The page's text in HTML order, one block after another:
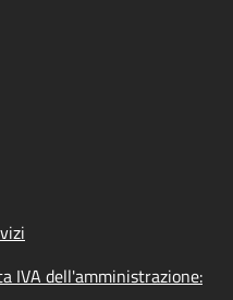
IVA dell'amministrazione: